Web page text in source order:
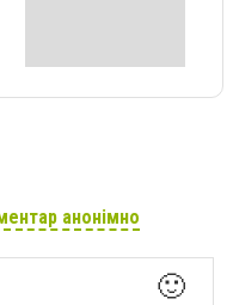
анонімно
🙂